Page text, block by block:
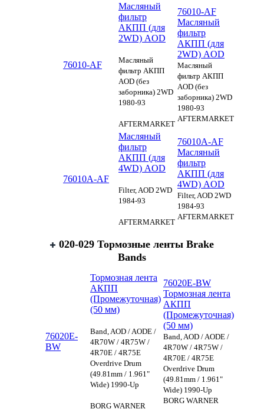
76010-AF
Масляный
фильтр
АКПП (для
2WD) AOD
Масляный
фильтр АКПП
AOD (без
заборника) 2WD
1980-93
AFTERMARKET
76010-AF
Масляный
фильтр
АКПП (для
2WD) AOD
Масляный
фильтр АКПП
AOD (без
заборника) 2WD
1980-93
AFTERMARKET
76010A-AF
Масляный
фильтр
АКПП (для
4WD) AOD
Filter, AOD 2WD
1984-93
AFTERMARKET
76010A-AF
Масляный
фильтр
АКПП (для
4WD) AOD
Filter, AOD 2WD
1984-93
AFTERMARKET
020-029 Тормозные ленты Brake
Bands
76020E-
BW
Тормозная лента
АКПП
(Промежуточная)
(50 мм)
Band, AOD / AODE /
4R70W / 4R75W /
4R70E / 4R75E
Overdrive Drum
(49.81mm / 1.961"
Wide) 1990-Up
BORG WARNER
76020E-BW
Тормозная лента
АКПП
(Промежуточная)
(50 мм)
Band, AOD / AODE /
4R70W / 4R75W /
4R70E / 4R75E
Overdrive Drum
(49.81mm / 1.961"
Wide) 1990-Up
BORG WARNER